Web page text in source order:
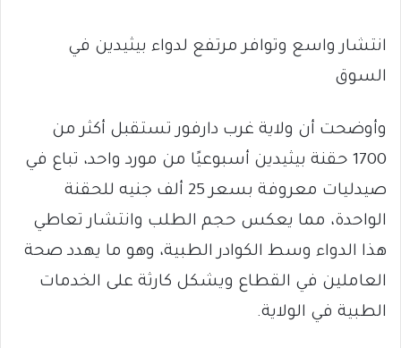
انتشار واسع وتوافر مرتفع لدواء بيثيدين في
السوق
وأوضحت أن ولاية غرب دارفور تستقبل أكثر من
1700 حقنة بيثيدين أسبوعيًا من مورد واحد، تباع في
صيدليات معروفة بسعر 25 ألف جنيه للحقنة
الواحدة، مما يعكس حجم الطلب وانتشار تعاطي
هذا الدواء وسط الكوادر الطبية، وهو ما يهدد صحة
العاملين في القطاع ويشكل كارثة على الخدمات
الطبية في الولاية.